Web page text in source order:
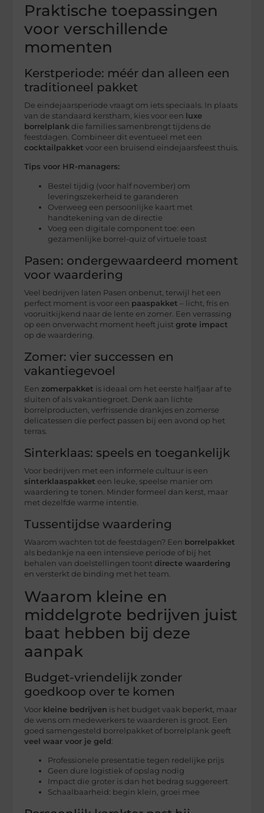
Praktische toepassingen
voor verschillende
momenten
Kerstperiode: méér dan alleen een
traditioneel pakket
De eindejaarsperiode vraagt om iets speciaals. In plaats
van de standaard kerstham, kies voor een luxe
borrelplank die families samenbrengt tijdens de
feestdagen. Combineer dit eventueel met een
cocktailpakket voor een bruisend eindejaarsfeest thuis.
Tips voor HR-managers:
Bestel tijdig (voor half november) om
leveringszekerheid te garanderen
Overweeg een persoonlijke kaart met
handtekening van de directie
Voeg een digitale component toe: een
gezamenlijke borrel-quiz of virtuele toast
Pasen: ondergewaardeerd moment
voor waardering
Veel bedrijven laten Pasen onbenut, terwijl het een
perfect moment is voor een paaspakket – licht, fris en
vooruitkijkend naar de lente en zomer. Een verrassing
op een onverwacht moment heeft juistgrote impact
op de waardering.
Zomer: vier successen en
vakantiegevoel
Een zomerpakket is ideaal om het eerste halfjaar af te
sluiten of als vakantiegroet. Denk aan lichte
borrelproducten, verfrissende drankjes en zomerse
delicatessen die perfect passen bij een avond op het
terras.
Sinterklaas: speels en toegankelijk
Voor bedrijven met een informele cultuur is een
sinterklaaspakket een leuke, speelse manier om
waardering te tonen. Minder formeel dan kerst, maar
met dezelfde warme intentie.
Tussentijdse waardering
Waarom wachten tot de feestdagen? Een borrelpakket
als bedankje na een intensieve periode of bij het
behalen van doelstellingen toontdirecte waardering
en versterkt de binding met het team.
Waarom kleine en
middelgrote bedrijven juist
baat hebben bij deze
aanpak
Budget-vriendelijk zonder
goedkoop over te komen
Voor kleine bedrijven is het budget vaak beperkt, maar
de wens om medewerkers te waarderen is groot. Een
goed samengesteld borrelpakket of borrelplank geeft
veel waar voor je geld :
Professionele presentatie tegen redelijke prijs
Geen dure logistiek of opslag nodig
Impact die groter is dan het bedrag suggereert
Schaalbaarheid: begin klein, groei mee